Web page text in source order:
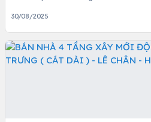
30/08/2025